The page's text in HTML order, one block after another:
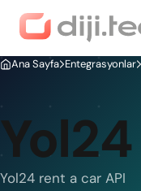
Ana Sayfa Entegrasyonlar
Yol24
Yol24 rent a car API